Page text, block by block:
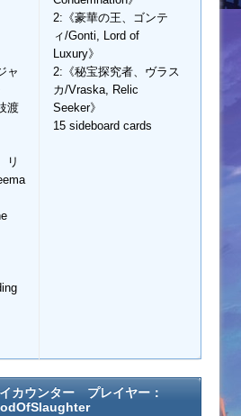
ャ
渡
リ
2:《豪華の王、ゴンテ
ィ/Gonti, Lord of
Luxury》
2:《秘宝探究者、ヴラス
カ/Vraska, Relic
Seeker》
15 sideboard cards
カウンター プレイヤー：